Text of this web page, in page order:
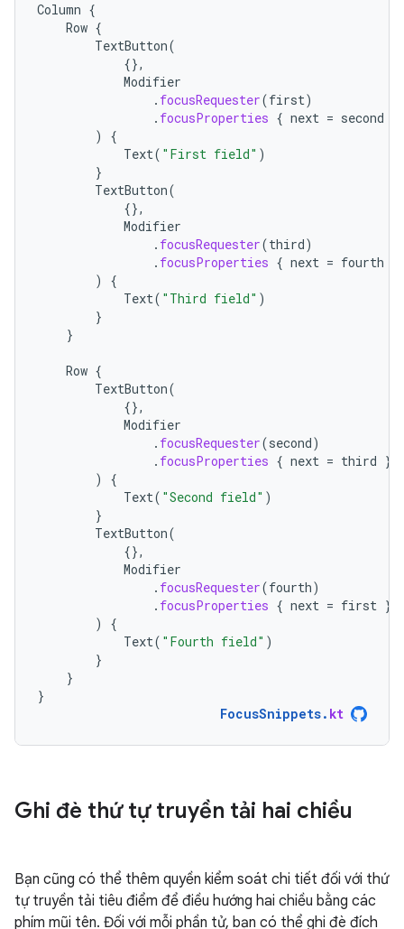
Column {
Row {
TextButton(
{},
Modifier
. focusRequester(first)
. focusProperties { next = second
)
{
Text( "First field" )
}
TextButton(
{},
Modifier
. focusRequester(third)
. focusProperties { next = fourth
)
{
Text( "Third field" )
}
}
Row {
TextButton(
{},
Modifier
. focusRequester(second)
. focusProperties { next = third }
)
{
Text( "Second field" )
}
TextButton(
{},
Modifier
. focusRequester(fourth)
. focusProperties { next = first }
)
{
Text( "Fourth field" )
}
}
}
FocusSnippets. kt
Ghi đè thứ tự truyền tải hai chiều
Bạn cũng có thể thêm quyền kiểm soát chi tiết đối với thứ
tự truyền tải tiêu điểm để điều hướng hai chiều bằng các
phím mũi tên. Đối với mỗi phần tử, bạn có thể ghi đè đích